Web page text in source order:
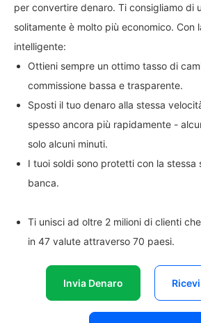
per convertire denaro. Ti consigliamo di
solitamente è molto più economico. Con
intelligente:
Ottieni sempre un ottimo tasso di
commissione bassa e trasparente.
Sposti il tuo denaro alla stessa
spesso ancora più rapidamente -
solo alcuni minuti.
I tuoi soldi sono protetti con la stessa
banca.
Ti unisci ad oltre 2 milioni di clienti
in 47 valute attraverso 70 paesi.
Invia Denaro